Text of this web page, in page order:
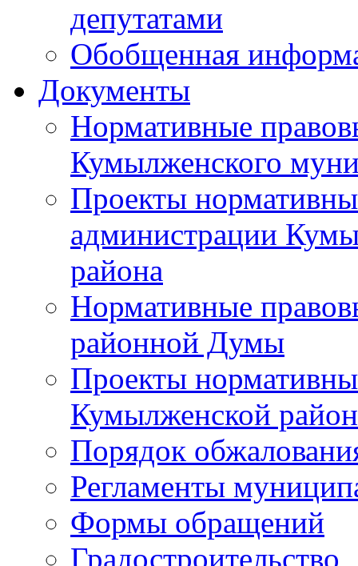
депутатами
Обобщенная
Документы
Нормативные
Кумылженского
Проекты
администрации
района
Нормативные
районной Думы
Проекты
Кумылженской
Порядок
Регламенты
Формы обращений
Градостроительство